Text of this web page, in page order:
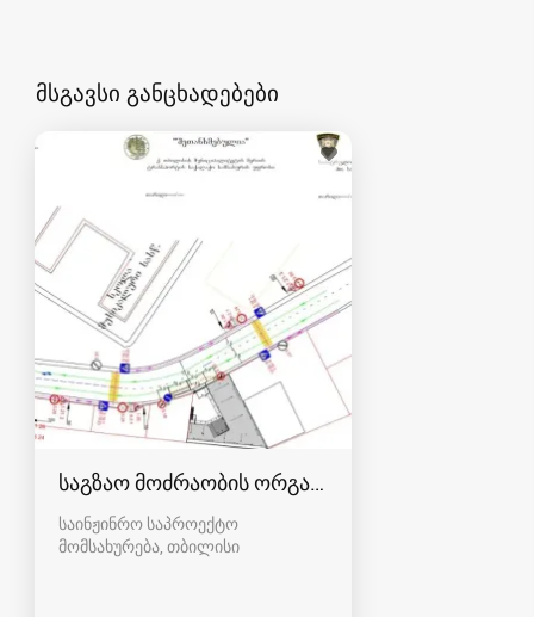
მსგავსი განცხადებები
საგზაო მოძრაობის ორგანიზების სქემების
საინჟინრო საპროექტო
მომსახურება თბილისი